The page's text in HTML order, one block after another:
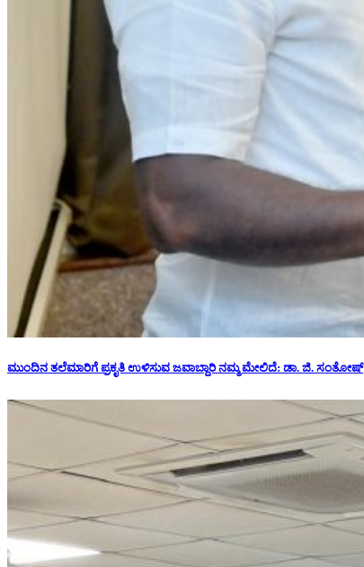
ಮುಂದಿನ ತಲೆಮಾರಿಗೆ ಪ್ರಕೃತಿ ಉಳಿಸುವ ಜವಾಬ್ದಾರಿ ನಮ್ಮ ಮೇಲಿದೆ: ಡಾ. ಜಿ. ಸಂತೋಷ್